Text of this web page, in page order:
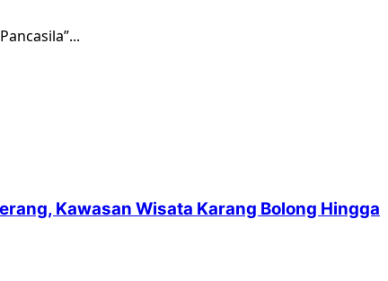
Kawasan Wisata Karang Bolong Hingga